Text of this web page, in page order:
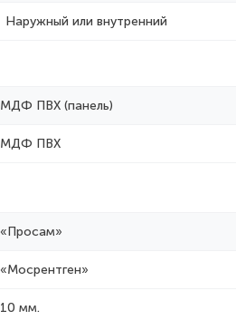
Наружный или внутренний
МДФ ПВХ (панель)
МДФ ПВХ
«Просам»
«Мосрентген»
10 мм.